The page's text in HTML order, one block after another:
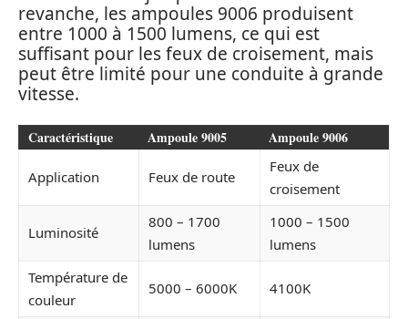
revanche, les ampoules 9006 produisent
entre 1000 à 1500 lumens, ce qui est
suffisant pour les feux de croisement, mais
peut être limité pour une conduite à grande
vitesse.
Caractéristique Ampoule 9005 Ampoule 9006
Application Feux de route
Feux de
croisement
Luminosité
800 – 1700
lumens
1000 – 1500
lumens
Température de
couleur
5000 – 6000K 4100K